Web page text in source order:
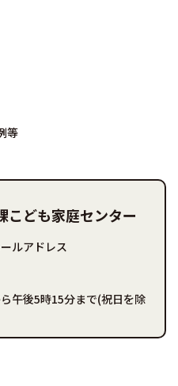
等
こども家庭センター
ルアドレス
午後5時15分まで(祝日を除